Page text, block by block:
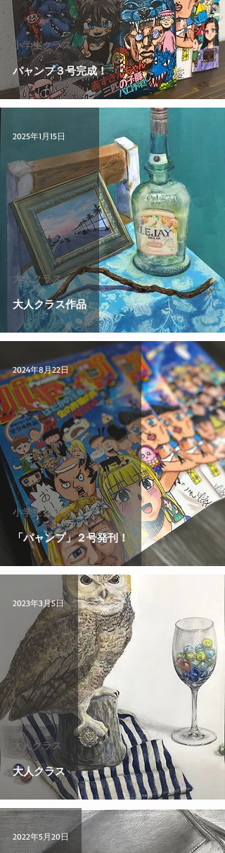
パャンプ３号完成！
小学生クラス
大人クラス作品
大人クラス
2025年1月15日
「パャンプ」２号発刊！
小学生クラス
2024年8月22日
大人クラス
大人クラス
2023年3月5日
2022年5月20日